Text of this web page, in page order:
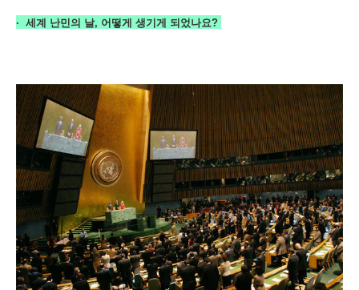
· 세계 난민의 날, 어떻게 생기게 되었나요?